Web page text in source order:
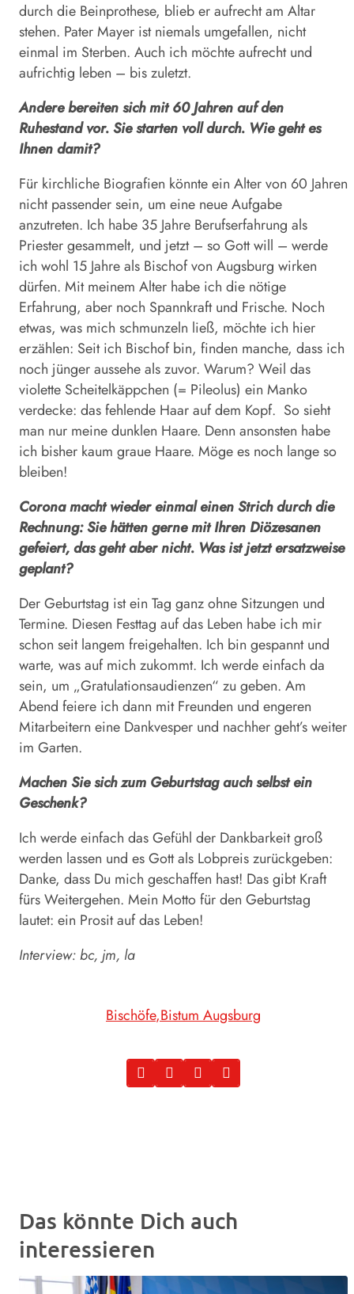
durch die Beinprothese, blieb er aufrecht am Altar
stehen. Pater Mayer ist niemals umgefallen, nicht
einmal im Sterben. Auch ich möchte aufrecht und
aufrichtig leben – bis zuletzt.
Andere bereiten sich mit 60 Jahren auf den
Ruhestand vor. Sie starten voll durch. Wie geht es
Ihnen damit?
Für kirchliche Biografien könnte ein Alter von 60 Jahren
nicht passender sein, um eine neue Aufgabe
anzutreten. Ich habe 35 Jahre Berufserfahrung als
Priester gesammelt, und jetzt – so Gott will – werde
ich wohl 15 Jahre als Bischof von Augsburg wirken
dürfen. Mit meinem Alter habe ich die nötige
Erfahrung, aber noch Spannkraft und Frische. Noch
etwas, was mich schmunzeln ließ, möchte ich hier
erzählen: Seit ich Bischof bin, finden manche, dass ich
noch jünger aussehe als zuvor. Warum? Weil das
violette Scheitelkäppchen (= Pileolus) ein Manko
verdecke: das fehlende Haar auf dem Kopf. So sieht
man nur meine dunklen Haare. Denn ansonsten habe
ich bisher kaum graue Haare. Möge es noch lange so
bleiben!
Corona macht wieder einmal einen Strich durch die
Rechnung: Sie hätten gerne mit Ihren Diö­zesanen
gefeiert, das geht aber nicht. Was ist jetzt ersatzweise
geplant?
Der Geburtstag ist ein Tag ganz ohne Sitzungen und
Termine. Diesen Festtag auf das Leben habe ich mir
schon seit langem freigehalten. Ich bin gespannt und
warte, was auf mich zukommt. Ich werde einfach da
sein, um „Gratulationsaudienzen“ zu geben. Am
Abend feiere ich dann mit Freunden und engeren
Mitarbeitern eine Dankvesper und nachher geht’s weiter
im Garten.
Machen Sie sich zum Geburtstag auch selbst ein
Geschenk?
Ich werde einfach das Gefühl der Dankbarkeit groß
werden lassen und es Gott als Lobpreis zurückgeben:
Danke, dass Du mich geschaffen hast! Das gibt Kraft
fürs Weitergehen. Mein Motto für den Geburtstag
lautet: ein Prosit auf das Leben!
Interview: bc, jm, la
Bischöfe Bistum Augsburg
Das könnte Dich auch
interessieren